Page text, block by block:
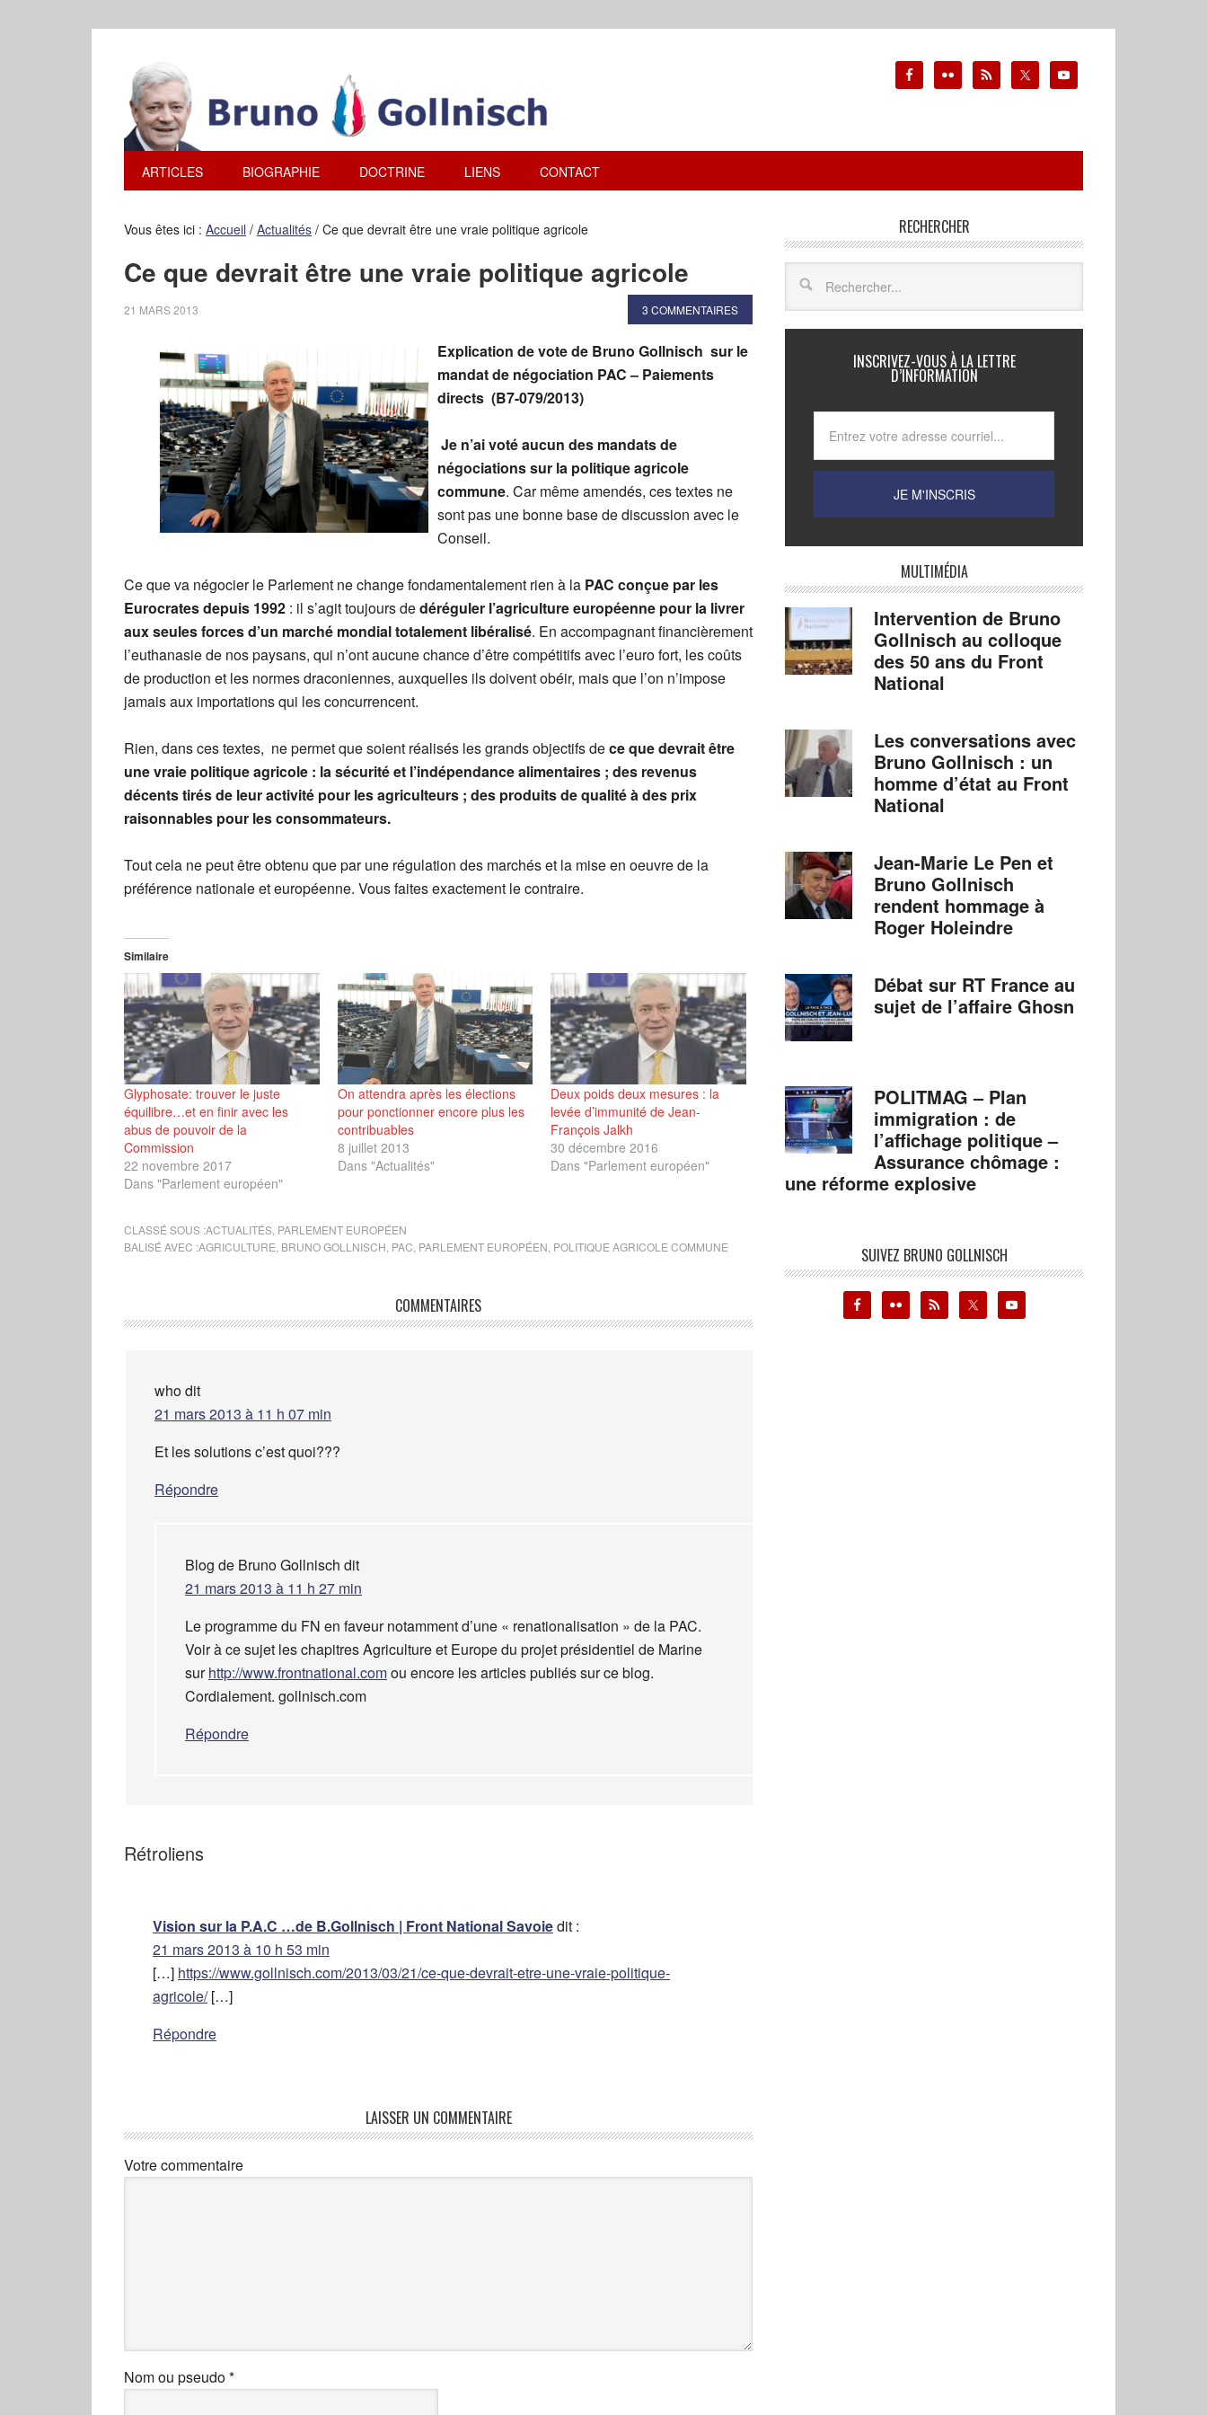
ARTICLES BIOGRAPHIE DOCTRINE LIENS CONTACT
Vous êtes ici : Accueil / Actualités / Ce que devrait être une vraie politique agricole
Ce que devrait être une vraie politique agricole
21 MARS 2013 3 COMMENTAIRES
Explication de vote de Bruno Gollnisch sur le
mandat de négociation PAC – Paiements
directs (B7-079/2013)
Je n’ai voté aucun des mandats de
négociations sur la politique agricole
commune. Car même amendés, ces textes ne
sont pas une bonne base de discussion avec le
Conseil.
Ce que va négocier le Parlement ne change fondamentalement rien à la PAC conçue par les
Eurocrates depuis 1992 : il s’agit toujours dedéréguler l’agriculture européenne pour la livrer
aux seules forces d’un marché mondial totalement libéralisé. En accompagnant financièrement
l’euthanasie de nos paysans, qui n’ont aucune chance d’être compétitifs avec l’euro fort, les coûts
de production et les normes draconiennes, auxquelles ils doivent obéir, mais que l’on n’impose
jamais aux importations qui les concurrencent.
Rien, dans ces textes, ne permet que soient réalisés les grands objectifs dece que devrait être
une vraie politique agricole : la sécurité et l’indépendance alimentaires ; des revenus
décents tirés de leur activité pour les agriculteurs ; des produits de qualité à des prix
raisonnables pour les consommateurs.
Tout cela ne peut être obtenu que par une régulation des marchés et la mise en oeuvre de la
préférence nationale et européenne. Vous faites exactement le contraire.
Similaire
Glyphosate: trouver le juste
équilibre…et en finir avec les
abus de pouvoir de la
Commission
22 novembre 2017
Dans "Parlement européen"
On attendra après les élections
pour ponctionner encore plus les
contribuables
8 juillet 2013
Dans "Actualités"
Deux poids deux mesures : la
levée d’immunité de Jean-
François Jalkh
30 décembre 2016
Dans "Parlement européen"
CLASSÉ SOUS :ACTUALITÉS PARLEMENT EUROPÉEN
BALISÉ AVEC :AGRICULTURE BRUNO GOLLNISCH PAC PARLEMENT EUROPÉEN POLITIQUE AGRICOLE COMMUNE
COMMENTAIRES
whodit
21 mars 2013 à 11 h 07 min
Et les solutions c’est quoi???
Répondre
Blog de Bruno Gollnisch dit
21 mars 2013 à 11 h 27 min
Le programme du FN en faveur notamment d’une « renationalisation » de la PAC.
Voir à ce sujet les chapitres Agriculture et Europe du projet présidentiel de Marine
surhttp://www.frontnational.comou encore les articles publiés sur ce blog.
Cordialement. gollnisch.com
Répondre
Rétroliens
Vision sur la P.A.C …de B.Gollnisch | Front National Savoiedit :
21 mars 2013 à 10 h 53 min
[…] https://www.gollnisch.com/2013/03/21/ce-que-devrait-etre-une-vraie-politique-
agricole/[…]
Répondre
LAISSER UN COMMENTAIRE
Votre commentaire
Nom ou pseudo*
RECHERCHER
INSCRIVEZ-VOUS À LA LETTRE
D’INFORMATION
MULTIMÉDIA
Intervention de Bruno
Gollnisch au colloque
des 50 ans du Front
National
Les conversations avec
Bruno Gollnisch : un
homme d’état au Front
National
Jean-Marie Le Pen et
Bruno Gollnisch
rendent hommage à
Roger Holeindre
Débat sur RT France au
sujet de l’affaire Ghosn
POLITMAG – Plan
immigration : de
l’affichage politique –
Assurance chômage :
une réforme explosive
SUIVEZ BRUNO GOLLNISCH